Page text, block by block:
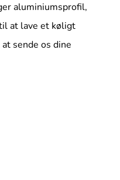
aluminiumsprofil,
at lave et køligt
sende os dine